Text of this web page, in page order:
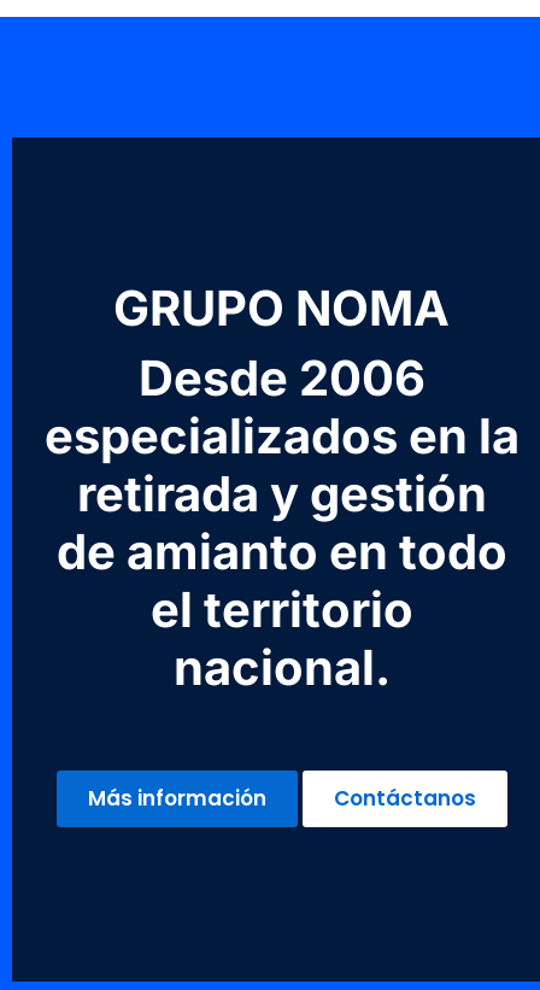
GRUPO NOMA
Desde 2006
especializados en la
retirada y gestión
de amianto en todo
el territorio
nacional.
Más información Contáctanos